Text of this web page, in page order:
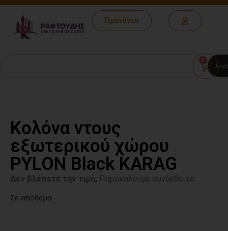
Προϊόντα
0
Κολόνα ντους
εξωτερικού χώρου
PYLON Black KARAG
Δεν βλέπετε την τιμή; Παρακαλούμε συνδεθείτε.
Σε απόθεμα